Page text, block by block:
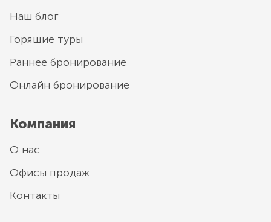
Наш блог
Горящие туры
Раннее бронирование
Онлайн бронирование
Компания
О нас
Офисы продаж
Контакты